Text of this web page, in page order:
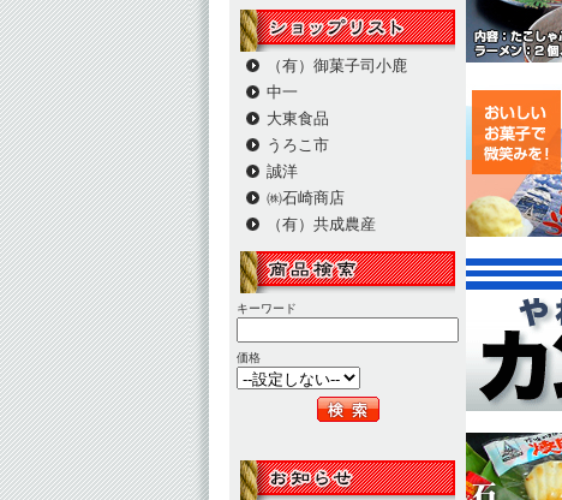
（有）御菓子司小鹿
中一
大東食品
うろこ市
誠洋
㈱石崎商店
（有）共成農産
キーワード
価格